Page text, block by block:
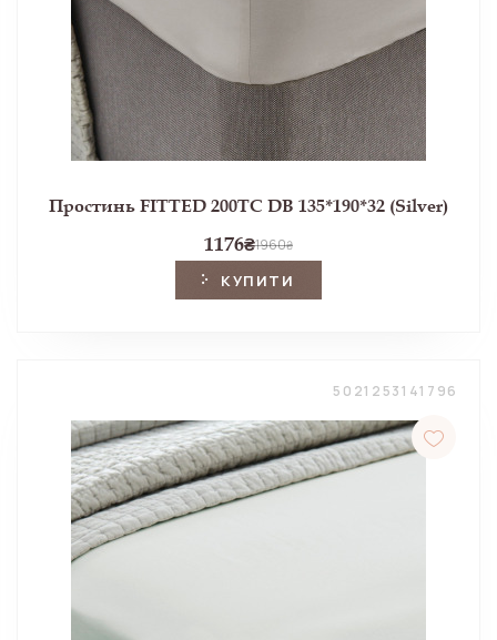
Простинь FITTED 200TC DB 135*190*32 (Silver)
1176₴1960₴
КУПИТИ
5021253141796